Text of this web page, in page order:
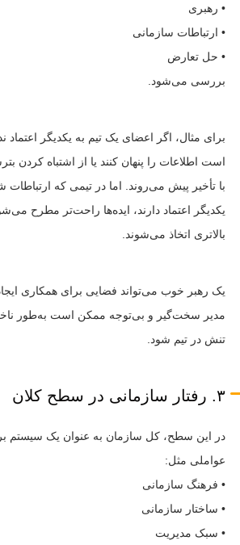
• رهبری
• ارتباطات سازمانی
• حل تعارض
بررسی می‌شود.
برای مثال، اگر اعضای یک تیم به یکدیگر اعتماد
است اطلاعات را پنهان کنند یا از اشتباه کردن
با تأخیر پیش می‌روند. اما در تیمی که
یکدیگر اعتماد دارند، ایده‌ها راحت‌تر مطرح
بالاتری اتخاذ می‌شوند.
یک رهبر خوب می‌تواند فضایی برای همکاری
مدیر سخت‌گیر و بی‌توجه ممکن است به‌طور
تنش در تیم شود.
۳. رفتار سازمانی در سطح کلان
در این سطح، کل سازمان به عنوان یک سیستم
عواملی مثل:
• فرهنگ سازمانی
• ساختار سازمانی
• سبک مدیریت